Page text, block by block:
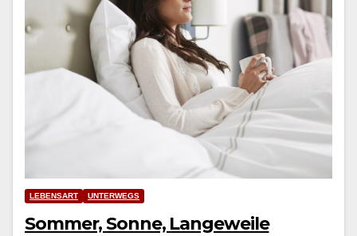
LEBENSART UNTERWEGS
Sommer, Sonne, Langeweile